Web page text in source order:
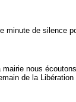
minute de silence
mairie nous
de la